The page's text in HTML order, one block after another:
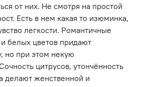
от них. Не смотря на простой
Есть в нем какая то изюминка,
легкости. Романтичные
белых цветов придают
но при этом некую
цитрусов, утончённость
делают женственной и